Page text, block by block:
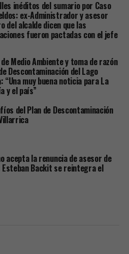
inéditos del sumario por Caso
ex-Administrador y asesor
del alcalde dicen que las
fueron pactadas con el jefe
Medio Ambiente y toma de razón
Descontaminación del Lago
“Una muy buena noticia para La
y el país”
del Plan de Descontaminación
acepta la renuncia de asesor de
Esteban Backit se reintegra el